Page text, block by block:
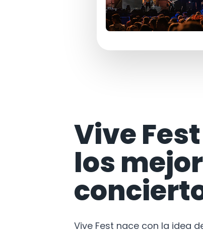
Vive
los
Vive Fest nace con la idea